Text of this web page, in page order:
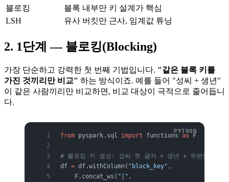
블로킹
블록 내부만 키 설계가 핵심
LSH
유사 버킷만 근사, 임계값 튜닝
2. 1단계 — 블로킹(Blocking)
가장 단순하고 강력한 첫 번째 기법입니다. "같은 블록 키를
가진 것끼리만 비교" 하는 방식이죠. 예를 들어 "성씨 + 생년"
이 같은 사람끼리만 비교하면, 비교 대상이 극적으로 줄어듭니
다.
from pyspark.sql import functions as F
# 블로킹 키 생성: 성씨 첫 글자 + 생년 + 우편번호 앞
df = df.withColumn( "block_key" ,
    F.concat_ws(
"|" ,